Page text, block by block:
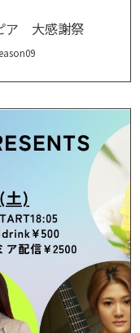
ア 大感謝祭